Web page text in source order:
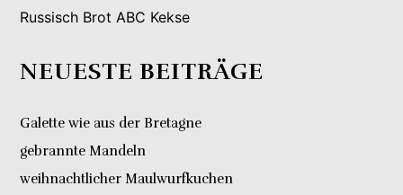
Russisch Brot ABC Kekse
NEUESTE BEITRÄGE
Galette wie aus der Bretagne
gebrannte Mandeln
weihnachtlicher Maulwurfkuchen